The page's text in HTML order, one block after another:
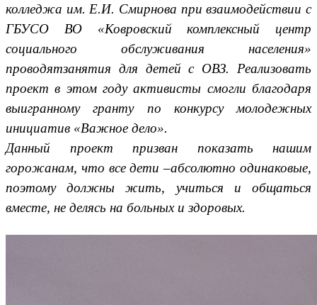
колледжа им. Е.И. Смирнова при взаимодействии с
ГБУСО ВО «Ковровский комплексный центр
социального обслуживания населения»
проводятзанятия для детей с ОВЗ.
Реализовать
проект в этом году активисты смогли благодаря
выигранному гранту по конкурсу молодежных
инициатив «Важное дело».
Данный проект призван показать нашим
горожанам, что все дети –абсолютно одинаковые,
поэтому должны жить, учиться и общаться
вместе, не делясь на больных и здоровых.